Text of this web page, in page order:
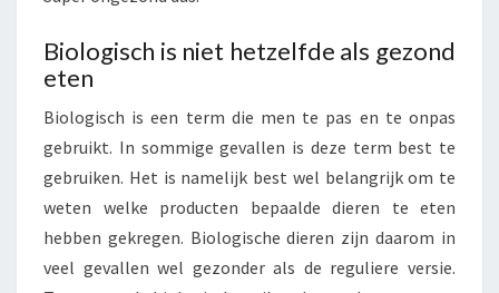
Biologisch is niet hetzelfde als gezond
eten
Biologisch is een term die men te pas en te onpas
gebruikt. In sommige gevallen is deze term best te
gebruiken. Het is namelijk best wel belangrijk om te
weten welke producten bepaalde dieren te eten
hebben gekregen. Biologische dieren zijn daarom in
veel gevallen wel gezonder als de reguliere versie.